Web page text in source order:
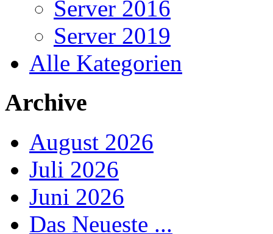
Server 2016
Server 2019
Alle Kategorien
Archive
August 2026
Juli 2026
Juni 2026
Das Neueste ...